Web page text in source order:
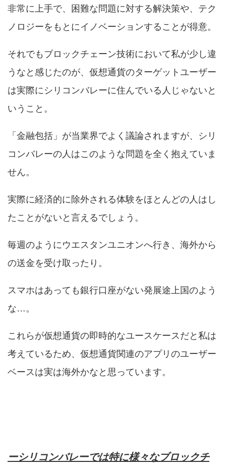
非常に上手で、困難な問題に対する解決策や、テク
ノロジーをもとにイノベーションすることが得意。
それでもブロックチェーン技術において私が少し違
うなと感じたのが、仮想通貨のターゲットユーザー
は実際にシリコンバレーに住んでいる人じゃないと
いうこと。
「金融包括」が当業界でよく議論されますが、シリ
コンバレーの人はこのような問題を全く抱えていま
せん。
実際に経済的に除外される体験をほとんどの人はし
たことがないと言えるでしょう。
毎週のようにウエスタンユニオンへ行き、海外から
の送金を受け取ったり。
スマホはあっても銀行口座がない発展途上国のよう
な…。
これらが仮想通貨の即時的なユースケースだと私は
考えているため、仮想通貨関連のアプリのユーザー
ベースは実は海外かなと思っています。
ーシリコンバレーでは特に様々なブロックチ